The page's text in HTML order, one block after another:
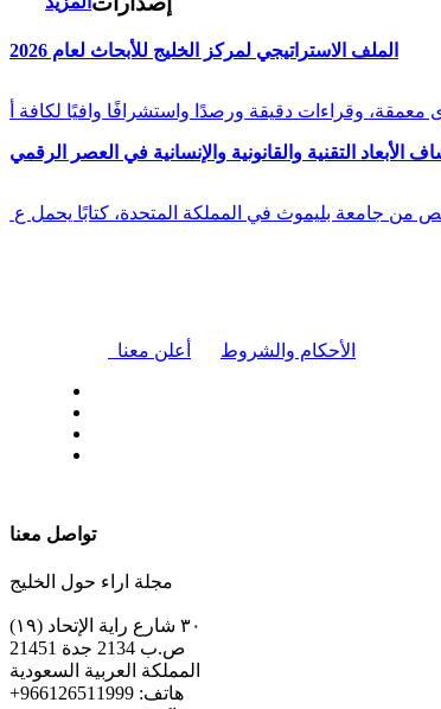
الملف الاستراتيجي لمركز الخليج للأبحاث لعام 2026
الأبعاد التقنية والقانونية والإنسانية في العصر الرقمي
من جامعة بليموث في المملكة المتحدة، كتابًا يحمل ع
أعلن معنا الأحكام والشروط
تواصل معنا
مجلة اراء حول الخليج
٣٠ شارع راية الإتحاد (١٩)
ص.ب 2134 جدة 21451
المملكة العربية السعودية
+هاتف: 966126511999